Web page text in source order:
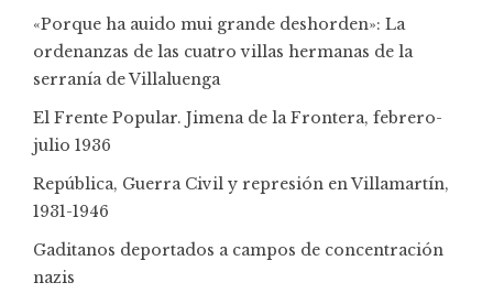
«Porque ha auido mui grande deshorden»: La
ordenanzas de las cuatro villas hermanas de la
serranía de Villaluenga
El Frente Popular. Jimena de la Frontera, febrero-
julio 1936
República, Guerra Civil y represión en Villamartín,
1931-1946
Gaditanos deportados a campos de concentración
nazis